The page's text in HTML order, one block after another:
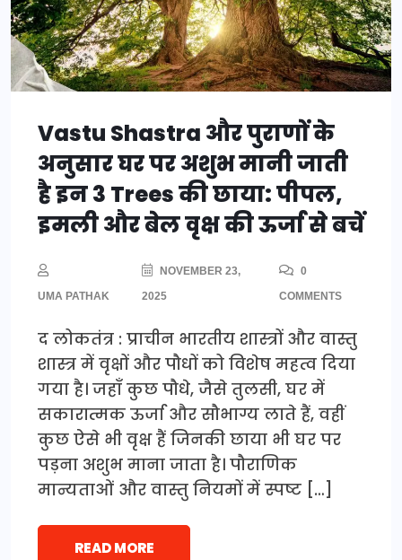
Vastu Shastra और पुराणों के
अनुसार घर पर अशुभ मानी जाती
है इन 3 Trees की छाया: पीपल,
इमली और बेल वृक्ष की ऊर्जा से बचें
UMA PATHAK
NOVEMBER 23,
2025
0
COMMENTS
द लोकतंत्र : प्राचीन भारतीय शास्त्रों और वास्तु
शास्त्र में वृक्षों और पौधों को विशेष महत्व दिया
गया है। जहाँ कुछ पौधे, जैसे तुलसी, घर में
सकारात्मक ऊर्जा और सौभाग्य लाते हैं, वहीं
कुछ ऐसे भी वृक्ष हैं जिनकी छाया भी घर पर
पड़ना अशुभ माना जाता है। पौराणिक
मान्यताओं और वास्तु नियमों में स्पष्ट […]
READ MORE